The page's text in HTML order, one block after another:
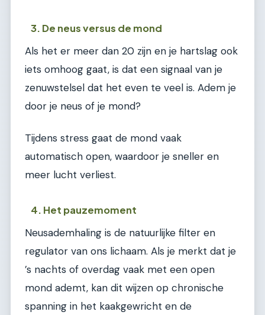
3. De neus versus de mond
Als het er meer dan 20 zijn en je hartslag ook
iets omhoog gaat, is dat een signaal van je
zenuwstelsel dat het even te veel is. Adem je
door je neus of je mond?
Tijdens stress gaat de mond vaak
automatisch open, waardoor je sneller en
meer lucht verliest.
4. Het pauzemoment
Neusademhaling is de natuurlijke filter en
regulator van ons lichaam. Als je merkt dat je
’s nachts of overdag vaak met een open
mond ademt, kan dit wijzen op chronische
spanning in het kaakgewricht en de